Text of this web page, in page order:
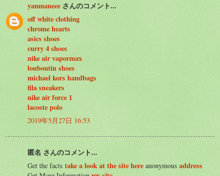
yanmaneee さんのコメント...
off white clothing
chrome hearts
asics shoes
curry 4 shoes
nike air vapormax
louboutin shoes
michael kors handbags
fila sneakers
nike air force 1
lacoste polo
2019年5月27日 16:53
匿名 さんのコメント...
Get the facts take a look at the site here anonymous address